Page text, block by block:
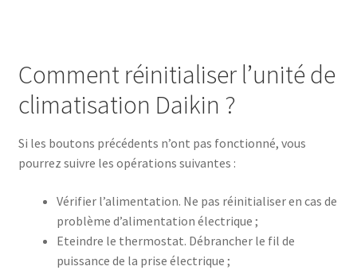
Comment réinitialiser l’unité de
climatisation Daikin ?
Si les boutons précédents n’ont pas fonctionné, vous
pourrez suivre les opérations suivantes :
Vérifier l’alimentation. Ne pas réinitialiser en cas de
problème d’alimentation électrique ;
Eteindre le thermostat. Débrancher le fil de
puissance de la prise électrique ;